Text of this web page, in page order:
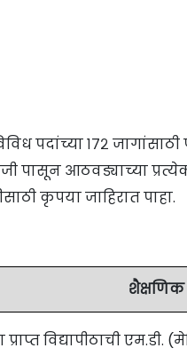
पदांच्या १७२
आठवड्याच्या
कृपया जाहिरात पाहा.
शैक्षणिक
प्राप्त विद्यापीठाची